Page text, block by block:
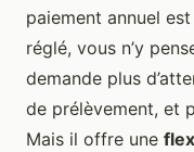
paiement annuel
réglé, vous n’y
demande plus
de prélèvement, et
Mais il offre une